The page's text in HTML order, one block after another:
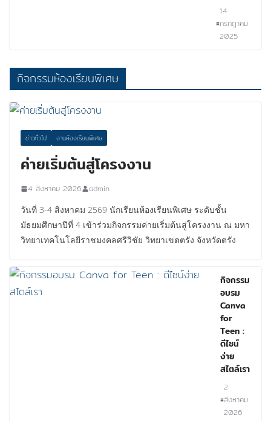
14
กรกฎาคม
2025
กิจกรรมห้องเรียนพิเศษ
ข่าวทั่วไป งานห้องเรียนพิเศษ
ค่ายเริ่มต้นสู่โครงงาน
4 สิงหาคม 2026
admin
วันที่ 3-4 สิงหาคม 2569 นักเรียนห้องเรียนพิเศษ ระดับชั้น
มัธยมศึกษาปีที่ 4 เข้าร่วมกิจกรรมค่ายเริ่มต้นสู่โครงงาน ณ มหา
วิทยาเทคโนโลยีราชมงคลศรีวิชัย วิทยาเขตตรัง จังหวัดตรัง
กิจกรรม
อบรม
Canva
for
Teen :
ดีไซน์
ง่าย
สไตล์เรา
2
สิงหาคม
2026